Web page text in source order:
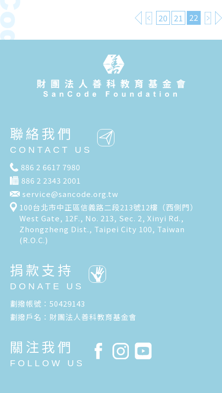
20 21 22
聯絡我們
CONTACT US
886 2 6617 7980
886 2 2343 2001
service@sancode.org.tw
100台北市中正區信義路二段213號12樓（西側門）
West Gate, 12F., No. 213, Sec. 2, Xinyi Rd.,
Zhongzheng Dist., Taipei City 100, Taiwan
(R.O.C.)
捐款支持
DONATE US
劃撥帳號：50429143
劃撥戶名：財團法人善科教育基金會
關注我們
FOLLOW US